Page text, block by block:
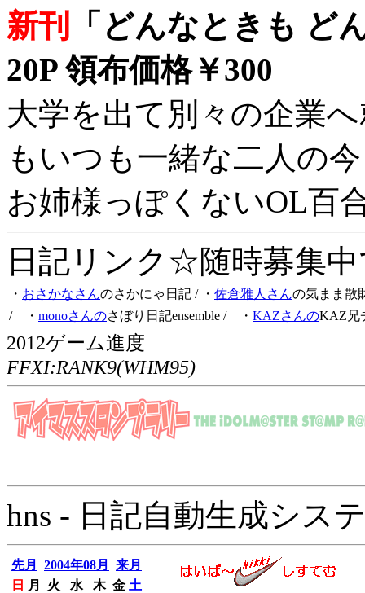
新刊
「どんなときも ど
20P 領布価格￥300
大学を出て別々の企業
もいつも一緒な二人の
お姉様っぽくないOL百
日記リンク☆随時募集
・ おさかなさんのさかにゃ日記 / ・ 佐倉雅人さんの気まま散
/ ・ monoさんのさぼり日記ensemble / ・ KAZさんのKAZ兄
2012ゲーム進度
FFXI:RANK9(WHM95)
hns - 日記自動生成シス
先月 2004年08月
来月
日
月 火 水 木 金 土